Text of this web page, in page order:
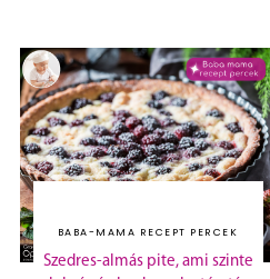
BABA-MAMA RECEPT PERCEK
Szedres-almás pite, ami szinte